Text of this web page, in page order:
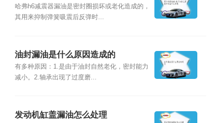
的？
哈弗h6减震器漏油是密封圈损坏或老化造成的，
其用来抑制弹簧吸震后反弹时...
油封漏油是什么原因造成的
有多种原因：1.是由于油封自然老化，密封能力
减小。2.轴承出现了过度磨...
发动机缸盖漏油怎么处理